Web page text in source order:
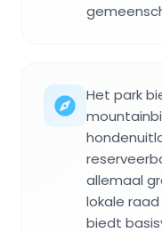
Het park
allemaal
lokale
biedt